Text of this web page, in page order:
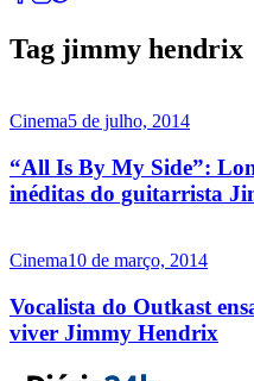
Tag jimmy hendrix
Cinema5 de julho, 2014
“All Is By My Side”:
inéditas do guitarrista
Cinema10 de março, 2014
Vocalista do Outkast
viver Jimmy Hendrix